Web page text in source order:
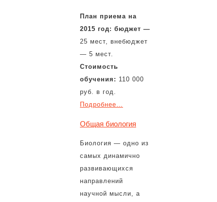
План приема на
2015 год: бюджет —
25 мест, внебюджет
— 5 мест.
Стоимость
обучения: 110 000
руб. в год.
Подробнее…
Общая биология
Биология — одно из
самых динамично
развивающихся
направлений
научной мысли, а